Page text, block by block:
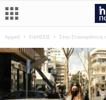
Αρχική ΕΙΔΗΣΕΙΣ Στην